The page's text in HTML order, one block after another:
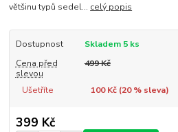
většinu typů sedel... celý popis
Dostupnost
Skladem 5 ks
Cena před
slevou
499 Kč
Ušetříte 100 Kč (20% sleva)
399 Kč